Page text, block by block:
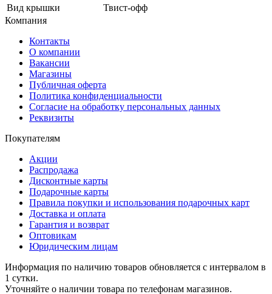
Вид крышки
Твист-офф
Компания
Контакты
О компании
Вакансии
Магазины
Публичная оферта
Политика конфиденциальности
Согласие на обработку персональных данных
Реквизиты
Покупателям
Акции
Распродажа
Дисконтные карты
Подарочные карты
Правила покупки и использования подарочных карт
Доставка и оплата
Гарантия и возврат
Оптовикам
Юридическим лицам
Информация по наличию товаров обновляется с интервалом в
1 сутки.
Уточняйте о наличии товара по телефонам магазинов.